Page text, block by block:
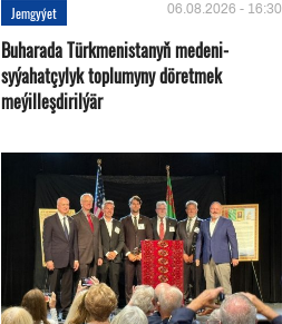
Jemgyýet 06.08.2026 - 16:30
Buharada Türkmenistanyň medeni-
syýahatçylyk toplumyny döretmek
meýilleşdirilýär